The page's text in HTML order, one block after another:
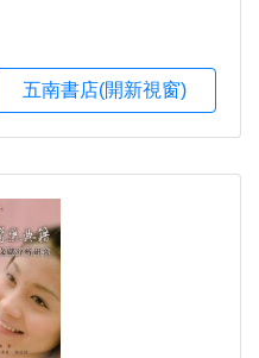
五南書店(開新視窗)